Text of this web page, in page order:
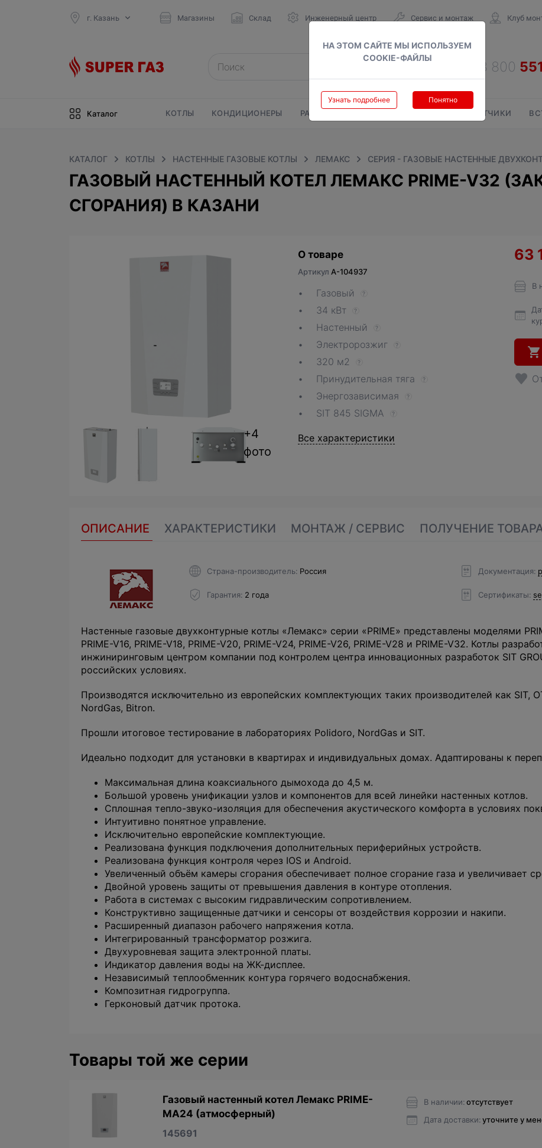
НА ЭТОМ САЙТЕ МЫ ИСПОЛЬЗУЕМ
COOKIE-ФАЙЛЫ
Узнать подробнее Понятно
г. Казань Магазины Склад Инженерный центр Сервис и монтаж Клуб
Каталог КОТЛЫ КОНДИЦИОНЕРЫ РАДИАТОРЫ СЧЕТЧИКИ
КАТАЛОГ КОТЛЫ НАСТЕННЫЕ ГАЗОВЫЕ КОТЛЫ ЛЕМАКС СЕРИЯ - ГАЗОВЫЕ НАСТЕННЫЕ
ГАЗОВЫЙ НАСТЕННЫЙ КОТЕЛ ЛЕМАКС PRIME-V32
СГОРАНИЯ) В КАЗАНИ
+4
фото
О товаре
Артикул A-104937
Газовый ?
34 кВт ?
Настенный ?
Электророзжиг ?
320 м2 ?
Принудительная тяга ?
Энергозависимая ?
SIT 845 SIGMA ?
Все характеристики
63
В
ОПИСАНИЕ ХАРАКТЕРИСТИКИ МОНТАЖ / СЕРВИС ПОЛУЧЕНИЕ
Страна-производитель Россия
Гарантия 2 года
Документация
Сертификаты
Настенные газовые двухконтурные котлы «Лемакс» серии «PRIME» представлены моделями
PRIME-V16, PRIME-V18, PRIME-V20, PRIME-V24, PRIME-V26, PRIME-V28 и PRIME-V32. Котлы
инжиниринговым центром компании под контролем центра инновационных разработок SIT
российских условиях.
Производятся исключительно из европейских комплектующих таких производителей как SIT,
NordGas, Bitron.
Прошли итоговое тестирование в лабораториях Polidoro, NordGas и SIT.
Идеально подходит для установки в квартирах и индивидуальных домах. Адаптированы к
Максимальная длина коаксиального дымохода до 4,5 м.
Большой уровень унификации узлов и компонентов для всей линейки настенных котлов.
Сплошная тепло-звуко-изоляция для обеспечения акустического комфорта в условиях
Интуитивно понятное управление.
Исключительно европейские комплектующие.
Реализована функция подключения дополнительных периферийных устройств.
Реализована функция контроля через IOS и Android.
Увеличенный объём камеры сгорания обеспечивает полное сгорание газа и увеличивает
Двойной уровень защиты от превышения давления в контуре отопления.
Работа в системах с высоким гидравлическим сопротивлением.
Конструктивно защищенные датчики и сенсоры от воздействия коррозии и накипи.
Расширенный диапазон рабочего напряжения котла.
Интегрированный трансформатор розжига.
Двухуровневая защита электронной платы.
Индикатор давления воды на ЖК-дисплее.
Независимый теплообменник контура горячего водоснабжения.
Композитная гидрогруппа.
Герконовый датчик протока.
Товары той же серии
Газовый настенный котел Лемакс PRIME-
MA24 (атмосферный)
145691
В наличии: отсутствует
Дата доставки: уточните у